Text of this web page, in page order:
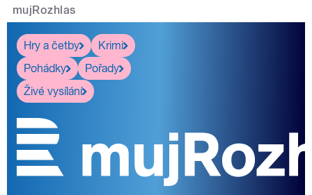
mujRozhlas
Hry a četby
Krimi
Pohádky
Pořady
Živé vysílání